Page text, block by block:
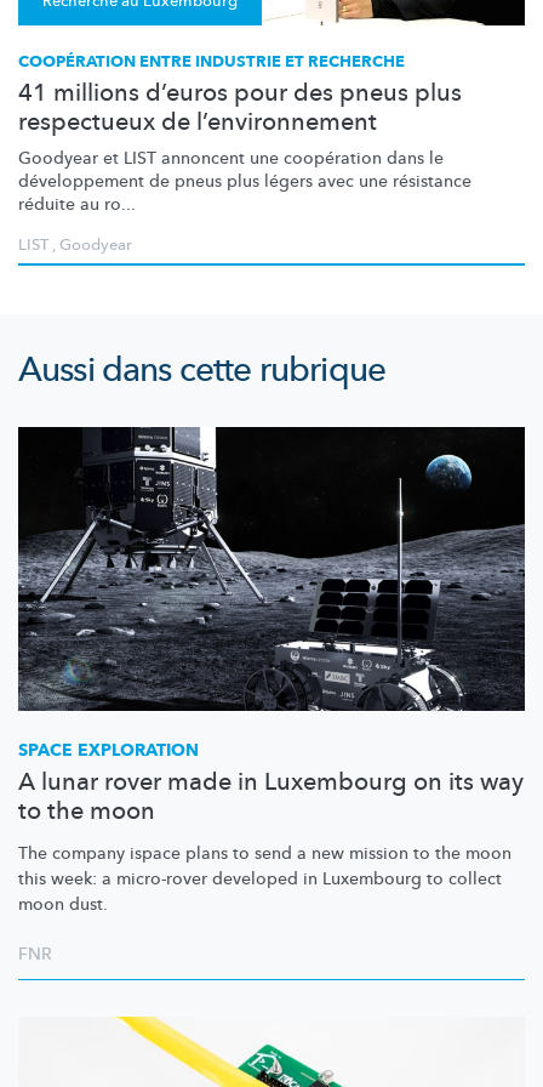
COOPÉRATION ENTRE INDUSTRIE ET RECHERCHE
41 millions d’euros pour des pneus plus
respectueux de l’environnement
Goodyear et LIST annoncent une coopération dans le
développement de pneus plus légers avec une résistance
réduite au ro...
LIST,Goodyear
Aussi dans cette rubrique
SPACE EXPLORATION
A lunar rover made in Luxembourg on its way
to the moon
The company ispace plans to send a new mission to the moon
this week: a micro-rover developed in Luxembourg to collect
moon dust.
FNR